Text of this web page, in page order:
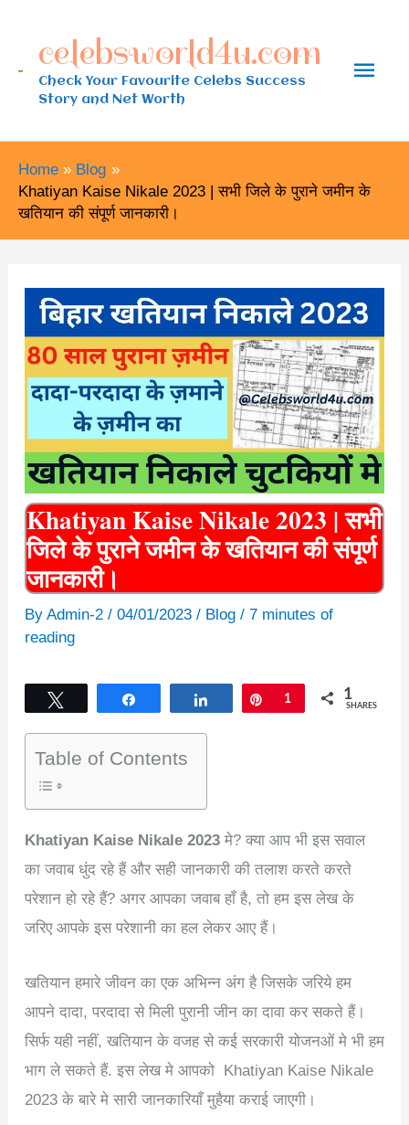
contentcelebsworld4u.com
Check Your Favourite Celebs Success
Story and Net Worth
Main
Home
Blog
Khatiyan Kaise Nikale 2023 | सभी जिले के पुराने जमीन के
खतियान की संपूर्ण जानकारी।
Khatiyan Kaise Nikale 2023 | सभी
जिले के पुराने जमीन के खतियान की संपूर्ण
जानकारी।
By Admin-2 / 04/01/2023 / Blog/ 7 minutes of
reading
Share Pin
1 1
SHARES
Table of Contents
Khatiyan Kaise Nikale 2023मे? क्या आप भी इस सवाल
का जवाब धुंद रहे हैं और सही जानकारी की तलाश करते करते
परेशान हो रहे हैं? अगर आपका जवाब हाँ है, तो हम इस लेख के
जरिए आपके इस परेशानी का हल लेकर आए हैं।
खतियान हमारे जीवन का एक अभिन्न अंग है जिसके जरिये हम
आपने दादा, परदादा से मिली पुरानी जीन का दावा कर सकते हैं।
सिर्फ यही नहीं, खतियान के वजह से कई सरकारी योजनओं मे भी हम
भाग ले सकते हैं. इस लेख मे आपको Khatiyan Kaise Nikale
2023 के बारे मे सारी जानकारियाँ मुहैया कराई जाएगी।